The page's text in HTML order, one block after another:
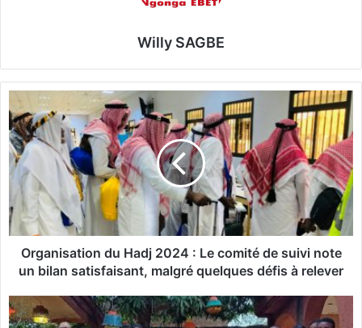
Willy SAGBE
r
g
a
n
a
t
d
u
Organisation du Hadj 2024 : Le comité de suivi note
un bilan satisfaisant, malgré quelques défis à relever
I
n